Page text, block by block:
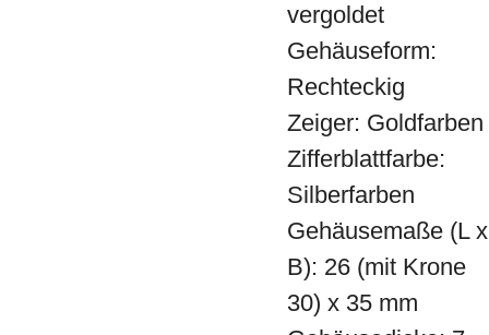
vergoldet
Gehäuseform:
Rechteckig
Zeiger: Goldfarben
Zifferblattfarbe:
Silberfarben
Gehäusemaße (L x
B): 26 (mit Krone
30) x 35 mm